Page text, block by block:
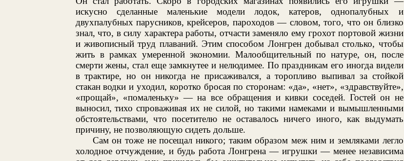
искусно сделанные маленькие модели лодок, катеров, однопалубных и
двухпалубных парусников, крейсеров, пароходов — словом, того, что он близко
знал, что, в силу характера работы, отчасти заменяло ему грохот портовой жизни
и живописный труд плаваний. Этим способом Лонгрен добывал столько, чтобы
жить в рамках умеренной экономии. Малообщительный по натуре, он, после
смерти жены, стал еще замкнутее и нелюдимее. По праздникам его иногда видели
в трактире, но он никогда не присаживался, а торопливо выпивал за стойкой
стакан водки и уходил, коротко бросая по сторонам: «да», «нет», «здравствуйте»,
«прощай», «помаленьку» — на все обращения и кивки соседей. Гостей он не
выносил, тихо спроваживая их не силой, но такими намеками и вымышленными
обстоятельствами, что посетителю не оставалось ничего иного, как выдумать
причину, не позволяющую сидеть дольше.
Сам он тоже не посещал никого; таким образом меж ним и земляками легло
холодное отчуждение, и будь работа Лонгрена — игрушки — менее независима